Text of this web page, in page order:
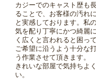
カジーでのキャスト歴も
ることで、お客様の汚れ
と実感しております。私
気を配り丁寧にかつ綺麗
く広くと言われると困っ
ご希望に沿うよう十分な
う作業させて頂きます。
きれいな部屋で気持ちよ
い。